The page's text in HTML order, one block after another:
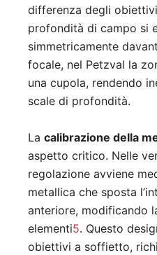
differenza degli
profondità di campo si
simmetricamente
focale, nel Petzval la
una cupola, rendendo
scale di profondità.
La calibrazione della
aspetto critico. Nelle
regolazione avviene
metallica che sposta
anteriore, modificando
elementi5. Questo
obiettivi a soffietto,